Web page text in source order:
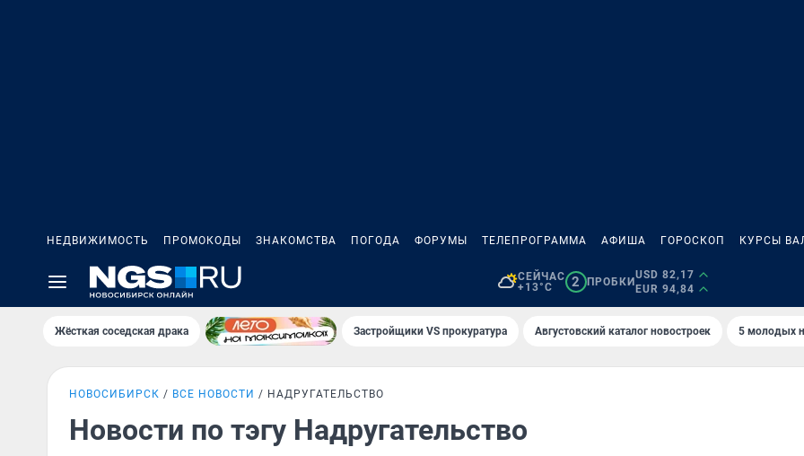
НЕДВИЖИМОСТЬ ПРОМОКОДЫ ЗНАКОМСТВА ПОГОДА ФОРУМЫ ТЕЛЕПРОГРАММА АФИША ГОРОСКОП КУРСЫ
СЕЙЧАС
+13°C
2 ПРОБКИ
USD 82,17
EUR 94,84
Жёсткая соседская драка Застройщики VS прокуратура Августовский каталог новостроек 5 молодых
НОВОСИБИРСК ВСЕ НОВОСТИ НАДРУГАТЕЛЬСТВО
Новости по тэгу Надругательство